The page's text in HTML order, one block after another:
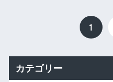
1
カテゴリー